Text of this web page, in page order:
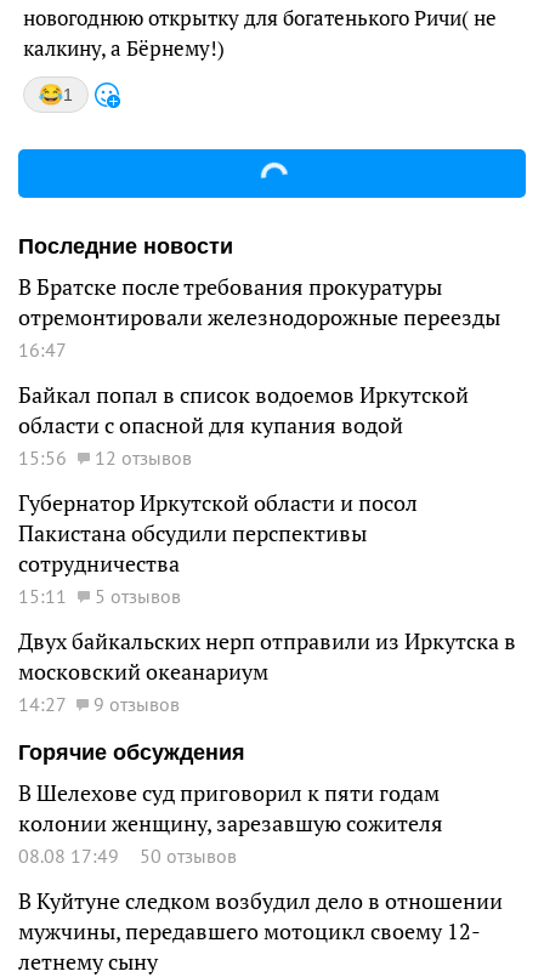
новогоднюю открытку для богатенького Ричи( не
калкину, а Бёрнему!)
1
Последние новости
В Братске после требования прокуратуры
отремонтировали железнодорожные переезды
16:47
Байкал попал в список водоемов Иркутской
области с опасной для купания водой
15:56 12 отзывов
Губернатор Иркутской области и посол
Пакистана обсудили перспективы
сотрудничества
15:11 5 отзывов
Двух байкальских нерп отправили из Иркутска в
московский океанариум
14:27
9 отзывов
Горячие обсуждения
В Шелехове суд приговорил к пяти годам
колонии женщину, зарезавшую сожителя
08.08 17:49 50 отзывов
В Куйтуне следком возбудил дело в отношении
мужчины, передавшего мотоцикл своему 12-
летнему сыну